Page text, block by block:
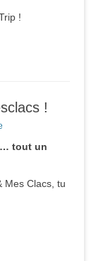
!
!
… tout un
Mes Clacs, tu